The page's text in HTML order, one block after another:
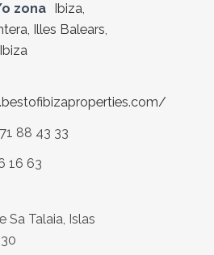
zona Ibiza,
, Illes Balears,
88 43 33
16 63
Sa Talaia, Islas